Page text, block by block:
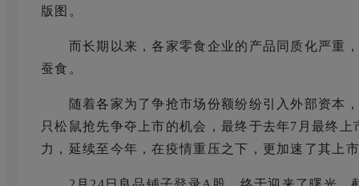
版图。
而长期以来，各家零食企业的产品同质化严重，
蚕食。
随着各家为了争抢市场份额纷纷引入外部资本，
只松鼠抢先争夺上市的机会，最终于去年7月最终
力，延续至今年，在疫情重压之下，更加速了其上